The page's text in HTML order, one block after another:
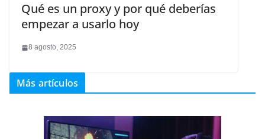
Qué es un proxy y por qué deberías
empezar a usarlo hoy
8 agosto, 2025
Más artículos